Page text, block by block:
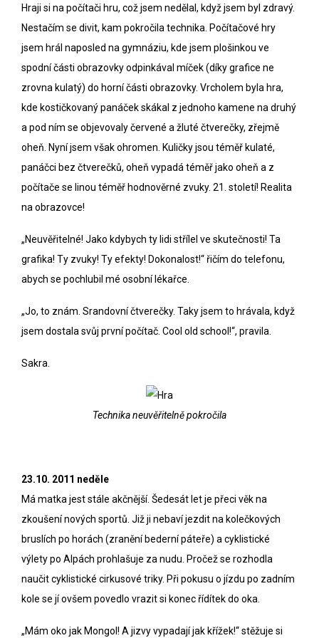
Hraji si na počítači hru, což jsem nedělal, když jsem byl zdravý.
Nestačím se divit, kam pokročila technika. Počítačové hry
jsem hrál naposled na gymnáziu, kde jsem plošinkou ve
spodní části obrazovky odpinkával míček (díky grafice ne
zrovna kulatý) do horní části obrazovky. Vrcholem byla hra,
kde kostičkovaný panáček skákal z jednoho kamene na druhý
a pod ním se objevovaly červené a žluté čtverečky, zřejmě
oheň. Nyní jsem však ohromen. Kuličky jsou téměř kulaté,
panáčci bez čtverečků, oheň vypadá téměř jako oheň a z
počítače se linou téměř hodnověrné zvuky. 21. století! Realita
na obrazovce!
„Neuvěřitelné! Jako kdybych ty lidi střílel ve skutečnosti! Ta
grafika! Ty zvuky! Ty efekty! Dokonalost!“ řičím do telefonu,
abych se pochlubil mé osobní lékařce.
„Jo, to znám. Srandovní čtverečky. Taky jsem to hrávala, když
jsem dostala svůj první počítač. Cool old school!“, pravila.
Sakra.
Technika neuvěřitelně pokročila
23.10. 2011 neděle
Má matka jest stále akčnější. Šedesát let je přeci věk na
zkoušení nových sportů. Již ji nebaví jezdit na kolečkových
bruslích po horách (zranění bederní páteře) a cyklistické
výlety po Alpách prohlašuje za nudu. Pročež se rozhodla
naučit cyklistické cirkusové triky. Při pokusu o jízdu po zadním
kole se jí ovšem povedlo vrazit si konec řídítek do oka.
„Mám oko jak Mongol! A jizvy vypadají jak křížek!“ stěžuje si